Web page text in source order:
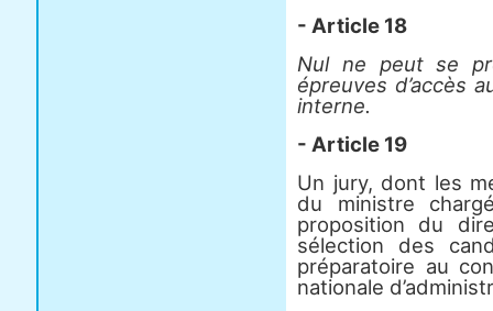
- Article 18
Nul ne peut se
épreuves d’accès
interne.
- Article 19
Un jury, dont les
du ministre
proposition du
sélection des
préparatoire au
nationale